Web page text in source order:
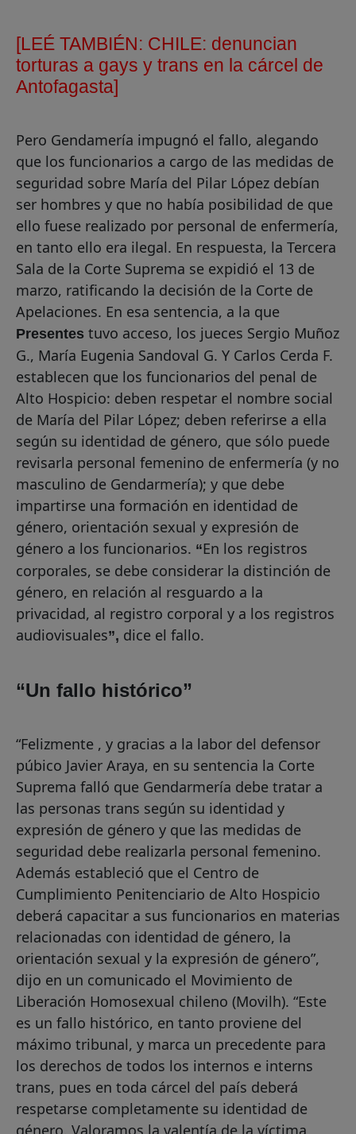
[LEÉ TAMBIÉN: CHILE: denuncian
torturas a gays y trans en la cárcel de
Antofagasta]
Pero Gendamería impugnó el fallo, alegando
que los funcionarios a cargo de las medidas de
seguridad sobre María del Pilar López debían
ser hombres y que no había posibilidad de que
ello fuese realizado por personal de enfermería,
en tanto ello era ilegal. En respuesta, la Tercera
Sala de la Corte Suprema se expidió el 13 de
marzo, ratificando la decisión de la Corte de
Apelaciones. En esa sentencia, a la que
Presentes tuvo acceso, los jueces Sergio Muñoz
G., María Eugenia Sandoval G. Y Carlos Cerda F.
establecen que los funcionarios del penal de
Alto Hospicio: deben respetar el nombre social
de María del Pilar López; deben referirse a ella
según su identidad de género, que sólo puede
revisarla personal femenino de enfermería (y no
masculino de Gendarmería); y que debe
impartirse una formación en identidad de
género, orientación sexual y expresión de
género a los funcionarios. “En los registros
corporales, se debe considerar la distinción de
género, en relación al resguardo a la
privacidad, al registro corporal y a los registros
audiovisuales”, dice el fallo.
“Un fallo histórico”
“Felizmente , y gracias a la labor del defensor
púbico Javier Araya, en su sentencia la Corte
Suprema falló que Gendarmería debe tratar a
las personas trans según su identidad y
expresión de género y que las medidas de
seguridad debe realizarla personal femenino.
Además estableció que el Centro de
Cumplimiento Penitenciario de Alto Hospicio
deberá capacitar a sus funcionarios en materias
relacionadas con identidad de género, la
orientación sexual y la expresión de género”,
dijo en un comunicado el Movimiento de
Liberación Homosexual chileno (Movilh). “Este
es un fallo histórico, en tanto proviene del
máximo tribunal, y marca un precedente para
los derechos de todos los internos e interns
trans, pues en toda cárcel del país deberá
respetarse completamente su identidad de
género. Valoramos la valentía de la víctima